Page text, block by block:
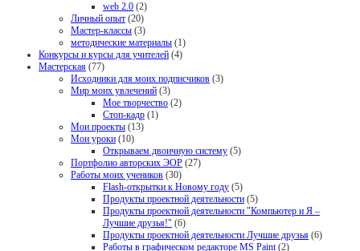
web 2.0 (2)
Личный опыт (20)
Мастер-классы (3)
методические материалы (1)
Конкурсы и курсы для учителей (4)
Мастерская (77)
Исходники для моих подписчиков (3)
Мир моих увлечений (3)
Мое творчество (2)
Стоп-кадр (1)
Мои проекты (13)
Мои уроки (10)
Открываем двоичную систему (5)
Портфолио авторских ЭОР (27)
Работы моих учеников (30)
Flash-открытки к Новому году (5)
Продукты проектной деятельности (5)
Продукты проектной деятельности "Компьютер и Я –
Лучшие друзья!" (6)
Продукты проектной деятельности Лучшие друзья (6)
Работы в графическом редакторе MS Paint(2)